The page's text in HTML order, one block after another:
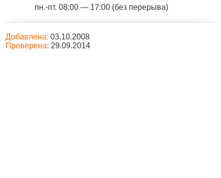
пн.-пт. 08:00 — 17:00 (без перерыва)
Добавлена: 03.10.2008
Проверена: 29.09.2014